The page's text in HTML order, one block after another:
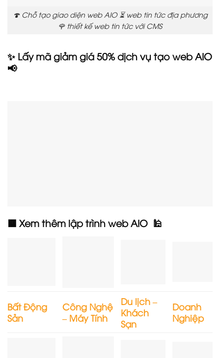
🍄 Chỗ tạo giao diện web AIO ⏳ web tin tức địa phương
🌹 thiết kế web tin tức với CMS
✨ Lấy mã giảm giá 50% dịch vụ tạo web AIO
📢
🟧 Xem thêm lập trình web AIO 🕌
Bất Động
Sản
Công Nghệ
– Máy Tính
Du lịch –
Khách
Sạn
Doanh
Nghiệp